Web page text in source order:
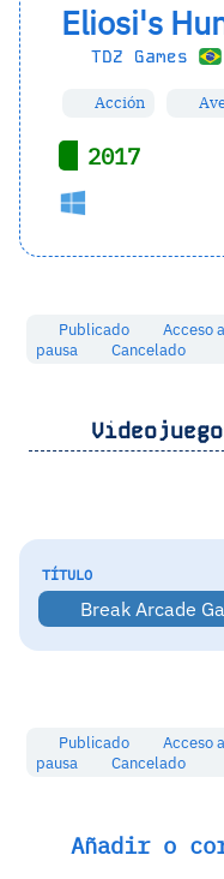
Eliosi's
TDZ Games
Acción
2017
Publicado Acceso
pausa
Cancelado
TÍTULO
Break Arcade
Publicado Acceso
pausa
Cancelado
Añadir o